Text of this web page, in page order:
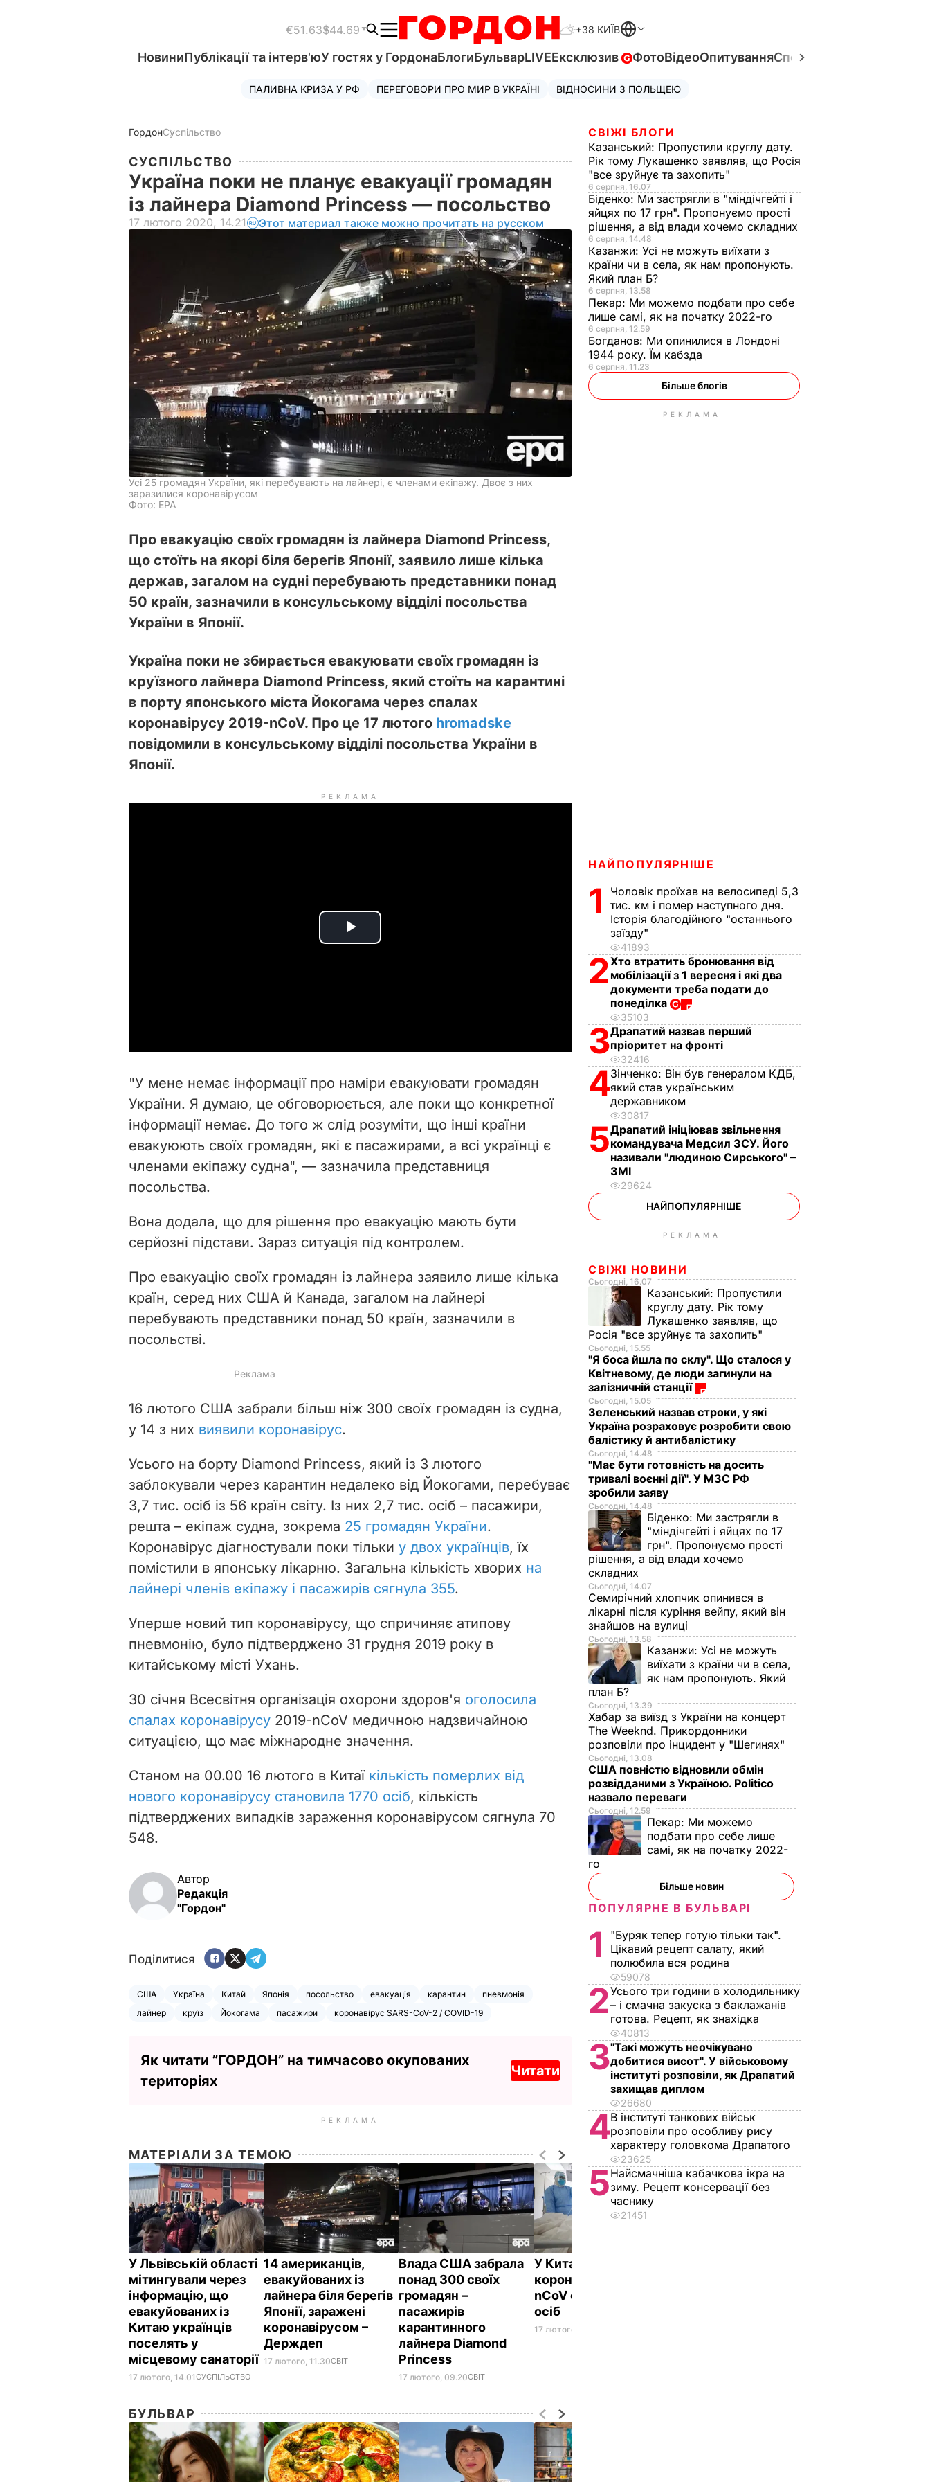
€51.63$44.69 +38 КИЇВ
НовиниПублікації та інтерв'юУ гостях у ГордонаБлогиБульварLIVEЕксклюзив ФотоВідеоОпитуванняСпецпроєкти
ПАЛИВНА КРИЗА У РФ ПЕРЕГОВОРИ ПРО МИР В УКРАЇНІ ВІДНОСИНИ З ПОЛЬЩЕЮ
ГордонСуспільство
СУСПІЛЬСТВО
Україна поки не планує евакуації громадян
із лайнера Diamond Princess — посольство
17 лютого 2020, 14.21 Этот материал также можно прочитать на русском
Усі 25 громадян України, які перебувають на лайнері, є членами екіпажу. Двоє з них
заразилися коронавірусом
Фото: ЕРА
Про евакуацію своїх громадян із лайнера Diamond Princess,
що стоїть на якорі біля берегів Японії, заявило лише кілька
держав, загалом на судні перебувають представники понад
50 країн, зазначили в консульському відділі посольства
України в Японії.
Україна поки не збирається евакуювати своїх громадян із
круїзного лайнера Diamond Princess, який стоїть на карантині
в порту японського міста Йокогама через спалах
коронавірусу 2019-nCoV. Про це 17 лютого hromadske
повідомили в консульському відділі посольства України в
Японії.
РЕКЛАМА
P
i
d
e
"У мене немає інформації про наміри евакуювати громадян
України. Я думаю, це обговорюється, але поки що конкретної
інформації немає. До того ж слід розуміти, що інші країни
евакуюють своїх громадян, які є пасажирами, а всі українці є
членами екіпажу судна", — зазначила представниця
посольства.
Вона додала, що для рішення про евакуацію мають бути
серйозні підстави. Зараз ситуація під контролем.
Про евакуацію своїх громадян із лайнера заявило лише кілька
країн, серед них США й Канада, загалом на лайнері
перебувають представники понад 50 країн, зазначили в
посольстві.
16 лютого США забрали більш ніж 300 своїх громадян із судна,
у 14 з них виявили коронавірус.
Усього на борту Diamond Princess, який із 3 лютого
заблокували через карантин недалеко від Йокогами, перебуває
3,7 тис. осіб із 56 країн світу. Із них 2,7 тис. осіб – пасажири,
решта – екіпаж судна, зокрема 25 громадян України.
Коронавірус діагностували поки тільки у двох українців, їх
помістили в японську лікарню. Загальна кількість хворих на
лайнері членів екіпажу і пасажирів сягнула 355.
Уперше новий тип коронавірусу, що спричиняє атипову
пневмонію, було підтверджено 31 грудня 2019 року в
китайському місті Ухань.
30 січня Всесвітня організація охорони здоров'я оголосила
спалах коронавірусу 2019-nCoV медичною надзвичайною
ситуацією, що має міжнародне значення.
Станом на 00.00 16 лютого в Китаї кількість померлих від
нового коронавірусу становила 1770 осіб, кількість
підтверджених випадків зараження коронавірусом сягнула 70
548.
Автор
Редакція
"Гордон"
Поділитися
США Україна Китай Японія посольство евакуація карантин
пневмонія
лайнер
круїз Йокогама пасажири коронавірус SARS-CoV-2 / COVID-19
Як читати ”ГОРДОН” на тимчасово окупованих
територіях
Читати
РЕКЛАМА
МАТЕРІАЛИ ЗА ТЕМОЮ
У Львівській області
мітингували через
інформацію, що
евакуйованих із
Китаю українців
поселять у
місцевому санаторії
17 лютого, 14.01СУСПІЛЬСТВО
14 американців,
евакуйованих із
лайнера біля берегів
Японії, заражені
коронавірусом –
Держдеп
17 лютого, 11.30СВІТ
Влада США забрала
понад 300 своїх
громадян –
пасажирів
карантинного
лайнера Diamond
Princess
17 лютого, 09.20СВІТ
У Китаї жертвами
коронавірусу 2019-
nCoV стали 1770
осіб
17 лютого, 07.45
БУЛЬВАР
СВІЖІ БЛОГИ
Казанський: Пропустили круглу дату.
Рік тому Лукашенко заявляв, що Росія
"все зруйнує та захопить"
6 серпня, 16.07
Біденко: Ми застрягли в "міндічгейті і
яйцях по 17 грн". Пропонуємо прості
рішення, а від влади хочемо складних
6 серпня, 14.48
Казанжи: Усі не можуть виїхати з
країни чи в села, як нам пропонують.
Який план Б?
6 серпня, 13.58
Пекар: Ми можемо подбати про себе
лише самі, як на початку 2022-го
6 серпня, 12.59
Богданов: Ми опинилися в Лондоні
1944 року. Їм кабзда
6 серпня, 11.23
Більше блогів
РЕКЛАМА
НАЙПОПУЛЯРНІШЕ
1
Чоловік проїхав на велосипеді 5,3
тис. км і помер наступного дня.
Історія благодійного "останнього
заїзду"
41893
2Хто втратить бронювання від
мобілізації з 1 вересня і які два
документи треба подати до
понеділка
35103
3Драпатий назвав перший
пріоритет на фронті
32416
4Зінченко: Він був генералом КДБ,
який став українським
державником
30817
5Драпатий ініціював звільнення
командувача Медсил ЗСУ. Його
називали "людиною Сирського" –
ЗМІ
29624
НАЙПОПУЛЯРНІШЕ
РЕКЛАМА
СВІЖІ НОВИНИ
Сьогодні, 16.07
Казанський: Пропустили
круглу дату. Рік тому
Лукашенко заявляв, що
Росія "все зруйнує та захопить"
Сьогодні, 15.55
"Я боса йшла по склу". Що сталося у
Квітневому, де люди загинули на
залізничній станції
Сьогодні, 15.05
Зеленський назвав строки, у які
Україна розраховує розробити свою
балістику й антибалістику
Сьогодні, 14.48
"Має бути готовність на досить
тривалі воєнні дії". У МЗС РФ
зробили заяву
Сьогодні, 14.48
Біденко: Ми застрягли в
"міндічгейті і яйцях по 17
грн". Пропонуємо прості
рішення, а від влади хочемо
складних
Сьогодні, 14.07
Семирічний хлопчик опинився в
лікарні після куріння вейпу, який він
знайшов на вулиці
Сьогодні, 13.58
Казанжи: Усі не можуть
виїхати з країни чи в села,
як нам пропонують. Який
план Б?
Сьогодні, 13.39
Хабар за виїзд з України на концерт
The Weeknd. Прикордонники
розповіли про інцидент у "Шегинях"
Сьогодні, 13.08
США повністю відновили обмін
розвідданими з Україною. Politico
назвало переваги
Сьогодні, 12.59
Пекар: Ми можемо
подбати про себе лише
самі, як на початку 2022-
го
Більше новин
ПОПУЛЯРНЕ В БУЛЬВАРІ
1
"Буряк тепер готую тільки так".
Цікавий рецепт салату, який
полюбила вся родина
59078
2Усього три години в холодильнику
– і смачна закуска з баклажанів
готова. Рецепт, як знахідка
40813
3"Такі можуть неочікувано
добитися висот". У військовому
інституті розповіли, як Драпатий
захищав диплом
26680
4В інституті танкових військ
розповіли про особливу рису
характеру головкома Драпатого
23625
5Найсмачніша кабачкова ікра на
зиму. Рецепт консервації без
часнику
21451